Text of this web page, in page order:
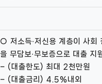
○ 저소득‧저신용 계층이 사회
을 무담보‧무보증으로 대출 지
– (대출한도) 최대 2천만원
– (대출금리) 4.5%내외